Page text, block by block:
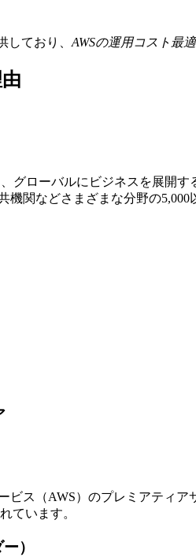
しており、 AWSの運⽤コスト最
グローバルにビジネスを展開
関などさまざまな分野の5,000
ス（AWS）のプレミアティ
ています。
）